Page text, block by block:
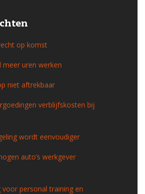
op komst
meer uren werken
niet aftrekbaar
verblijfskosten bij
wordt eenvoudiger
auto’s werkgever
personal training en